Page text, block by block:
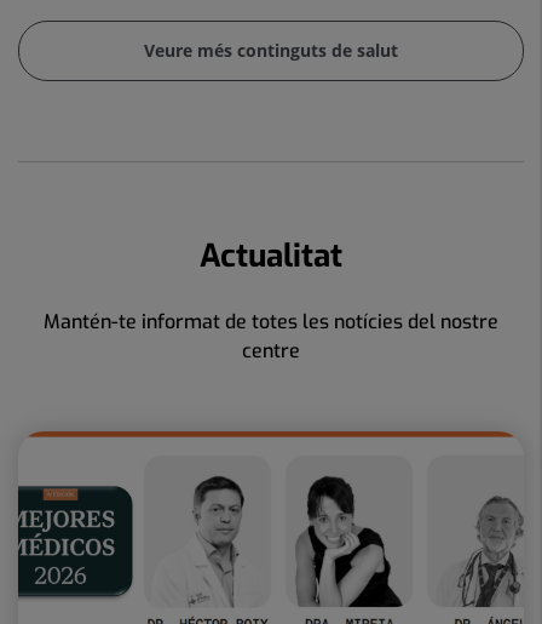
Veure més continguts de salut
Actualitat
Mantén-te informat de totes les notícies del nostre
centre